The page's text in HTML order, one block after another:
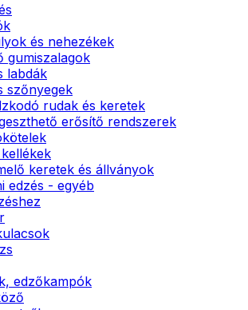
és nehezékek
gumiszalagok
labdák
szőnyegek
rudak és keretek
erősítő rendszerek
keretek és állványok
edzés - egyéb
edzőkampók